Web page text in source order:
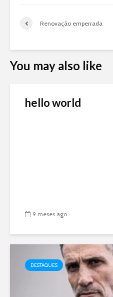
Renovação emperrada
You may also like
hello world
9 meses ago
DESTAQUES